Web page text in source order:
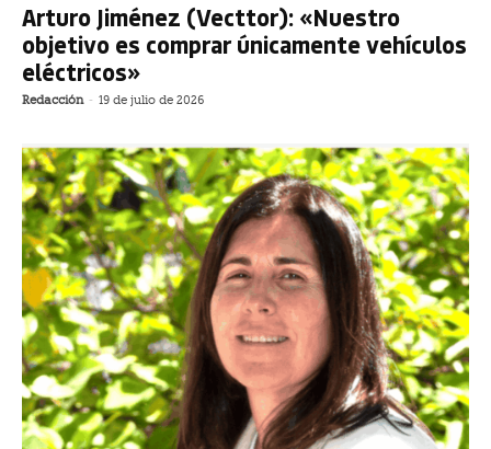
Arturo Jiménez (Vecttor): «Nuestro
objetivo es comprar únicamente vehículos
eléctricos»
Redacción - 19 de julio de 2026